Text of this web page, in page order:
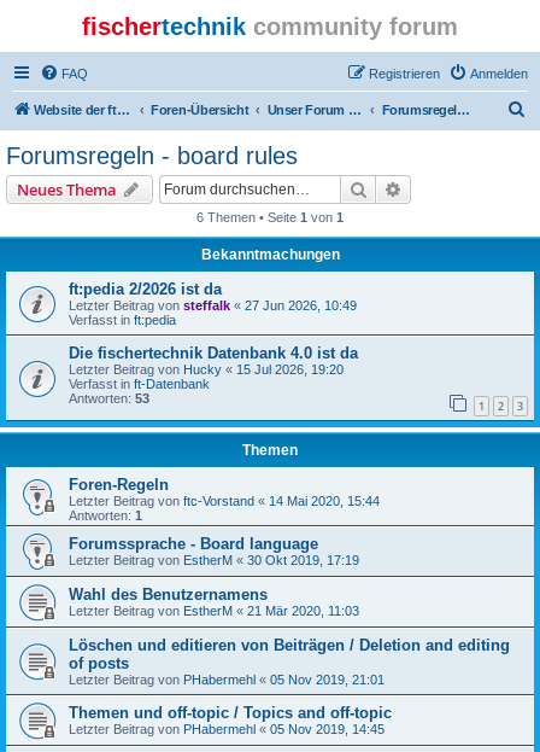
fischertechnik community forum
FAQ Anmelden
Registrieren
Website der ftcommunity Foren-Übersicht Unser Forum - our board Forumsregeln - board rules
Forumsregeln - board rules
Neues Thema Suche
6 Themen • Seite 1 von 1
Bekanntmachungen
ft:pedia 2/2026 ist da
Letzter Beitrag von steffalk « 27 Jun 2026, 10:49
Verfasst in ft:pedia
Die fischertechnik Datenbank 4.0 ist da
Letzter Beitrag von Hucky « 15 Jul 2026, 19:20
Verfasst in ft-Datenbank
Antworten: 53 1 2 3
Themen
Foren-Regeln
Letzter Beitrag von ftc-Vorstand « 14 Mai 2020, 15:44
Antworten: 1
Forumssprache - Board language
Letzter Beitrag von EstherM « 30 Okt 2019, 17:19
Wahl des Benutzernamens
Letzter Beitrag von EstherM « 21 Mär 2020, 11:03
Löschen und editieren von Beiträgen / Deletion and editing
of posts
Letzter Beitrag von PHabermehl « 05 Nov 2019, 21:01
Themen und off-topic / Topics and off-topic
Letzter Beitrag von PHabermehl « 05 Nov 2019, 14:45